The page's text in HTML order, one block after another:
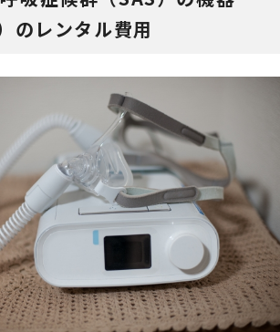
のレンタル費用